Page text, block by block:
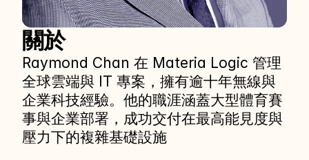
關於
Raymond Chan 在 Materia Logic 管理
全球雲端與 IT 專案，擁有逾十年無線與
企業科技經驗。他的職涯涵蓋大型體育賽
事與企業部署，成功交付在最高能見度與
壓力下的複雜基礎設施